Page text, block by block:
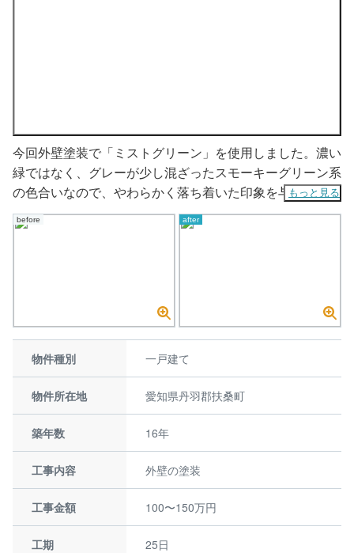
今回外壁塗装で「ミストグリーン」を使用しました。濃い
緑ではなく、グレーが少し混ざったスモーキーグリーン系
の色合いなので、やわらかく落ち着いた印象を与えてくれ
る色味です。
もっと見る
before after
物件種別 一戸建て
物件所在地 愛知県丹羽郡扶桑町
築年数 16年
工事内容 外壁の塗装
工事金額 100〜150万円
工期 25日